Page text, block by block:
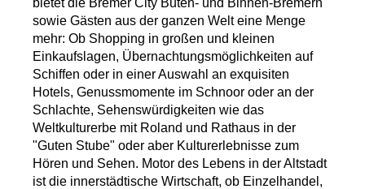
sowie Gästen aus der ganzen Welt eine Menge
mehr: Ob Shopping in großen und kleinen
Einkaufslagen, Übernachtungsmöglichkeiten auf
Schiffen oder in einer Auswahl an exquisiten
Hotels, Genussmomente im Schnoor oder an der
Schlachte, Sehenswürdigkeiten wie das
Weltkulturerbe mit Roland und Rathaus in der
"Guten Stube" oder aber Kulturerlebnisse zum
Hören und Sehen. Motor des Lebens in der Altstadt
ist die innerstädtische Wirtschaft, ob Einzelhandel,